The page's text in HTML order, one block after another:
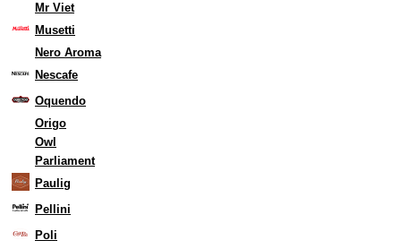
Mr Viet
Musetti
Nero Aroma
Nescafe
Oquendo
Origo
Owl
Parliament
Paulig
Pellini
Poli